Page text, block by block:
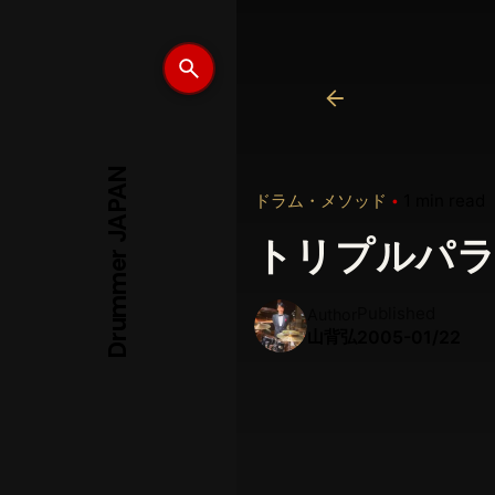
ドラム・メソッド
トリプルパ
山背弘